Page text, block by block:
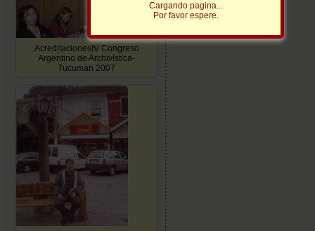
Cargando pagina...
Por favor espere.
AcreditacionesIV Congreso
Argentino de Archivística-
Tucumán 2007